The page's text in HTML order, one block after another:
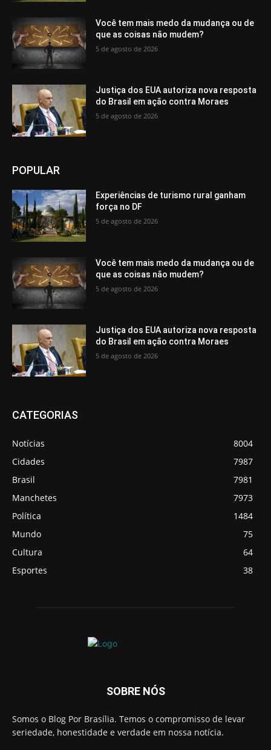
Você tem mais medo da mudança ou de
que as coisas não mudem?
5 de agosto de 2026
Justiça dos EUA autoriza nova resposta
do Brasil em ação contra Moraes
5 de agosto de 2026
POPULAR
Experiências de turismo rural ganham
força no DF
5 de agosto de 2026
Você tem mais medo da mudança ou de
que as coisas não mudem?
5 de agosto de 2026
Justiça dos EUA autoriza nova resposta
do Brasil em ação contra Moraes
5 de agosto de 2026
CATEGORIAS
Notícias
8004
Cidades
7987
Brasil
7981
Manchetes
7973
Política
1484
Mundo
75
Cultura
64
Esportes
38
SOBRE NÓS
Somos o Blog Por Brasília. Temos o compromisso de levar
seriedade, honestidade e verdade em nossa notícia.